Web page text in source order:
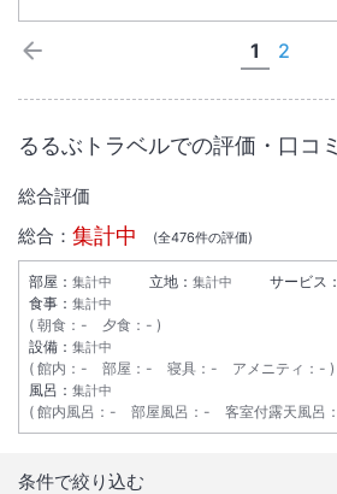
1 2
るるぶトラベルでの評価・口コミ
総合評価
総合： 集計中 (全476件の評価)
部屋： 集計中 立地： 集計中 サービス：
食事： 集計中
朝食 ： - 夕食 ： -
設備： 集計中
館内 ： - 部屋 ： - 寝具 ： - アメニティ ： -
風呂： 集計中
館内風呂 ： - 部屋風呂 ： - 客室付露天風呂 ：
条件で絞り込む